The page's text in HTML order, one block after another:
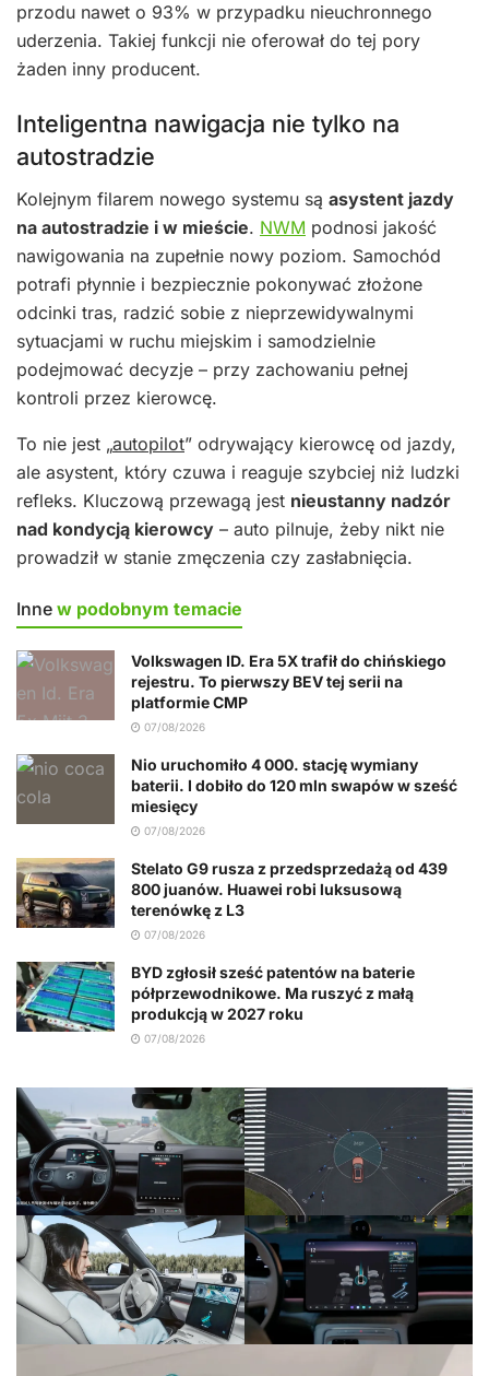
przodu nawet o 93% w przypadku nieuchronnego
uderzenia. Takiej funkcji nie oferował do tej pory
żaden inny producent.
Inteligentna nawigacja nie tylko na
autostradzie
Kolejnym filarem nowego systemu są asystent jazdy
na autostradzie i w mieście. NWM podnosi jakość
nawigowania na zupełnie nowy poziom. Samochód
potrafi płynnie i bezpiecznie pokonywać złożone
odcinki tras, radzić sobie z nieprzewidywalnymi
sytuacjami w ruchu miejskim i samodzielnie
podejmować decyzje – przy zachowaniu pełnej
kontroli przez kierowcę.
To nie jest „autopilot” odrywający kierowcę od jazdy,
ale asystent, który czuwa i reaguje szybciej niż ludzki
refleks. Kluczową przewagą jest nieustanny nadzór
nad kondycją kierowcy – auto pilnuje, żeby nikt nie
prowadził w stanie zmęczenia czy zasłabnięcia.
Inne w podobnym temacie
Volkswagen ID. Era 5X trafił do chińskiego
rejestru. To pierwszy BEV tej serii na
platformie CMP
07/08/2026
Nio uruchomiło 4 000. stację wymiany
baterii. I dobiło do 120 mln swapów w sześć
miesięcy
07/08/2026
Stelato G9 rusza z przedsprzedażą od 439
800 juanów. Huawei robi luksusową
terenówkę z L3
07/08/2026
BYD zgłosił sześć patentów na baterie
półprzewodnikowe. Ma ruszyć z małą
produkcją w 2027 roku
07/08/2026